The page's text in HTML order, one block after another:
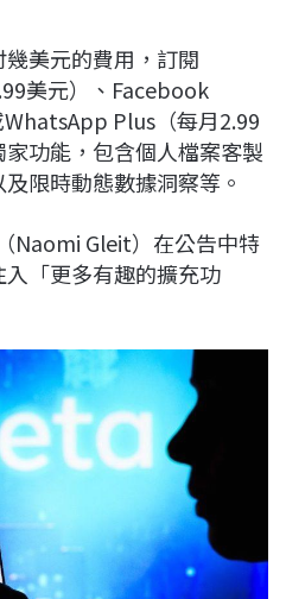
美元的費用，訂閱
美元）、Facebook
Plus（每月2.99
功能，包含個人檔案客製
限時動態數據洞察等。
Naomi Gleit）在公告中特
「更多有趣的擴充功